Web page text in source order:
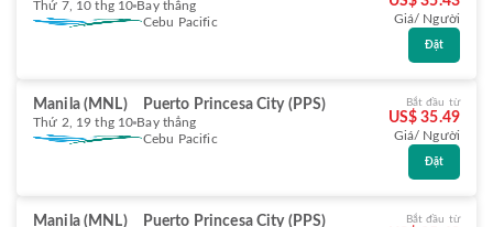
Thứ 7, 10 thg 10 Bay thẳng
Cebu Pacific
Giá/ Người
Đặt
Manila (MNL) Puerto Princesa City (PPS)
Thứ 2, 19 thg 10 Bay thẳng
Cebu Pacific
Bắt đầu từ
US$ 35.49
Giá/ Người
Đặt
Manila (MNL) Puerto Princesa City (PPS) Bắt đầu từ